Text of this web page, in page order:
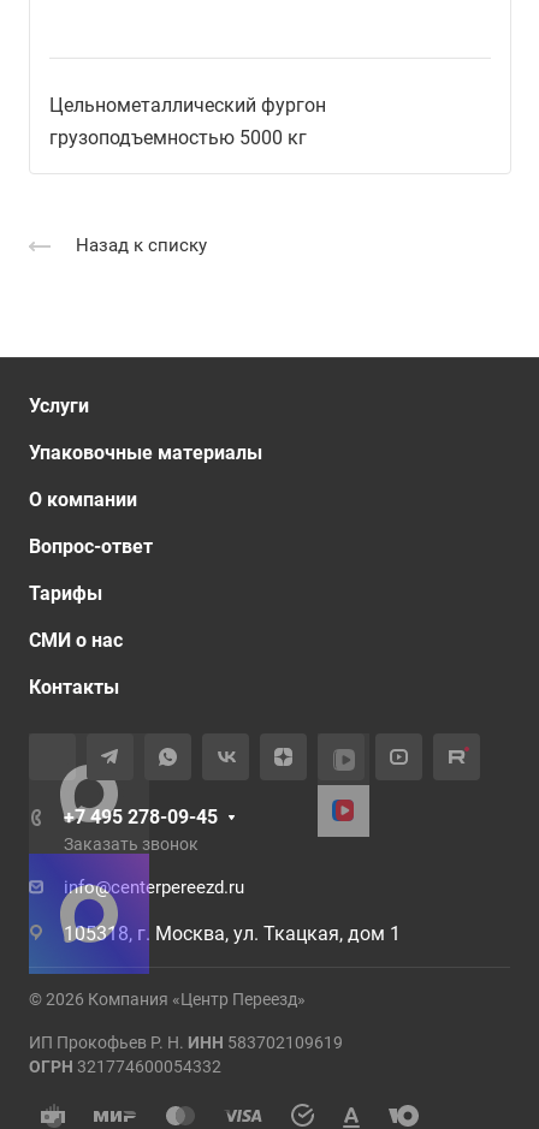
Цельнометаллический фургон
грузоподъемностью 5000 кг
Назад к списку
Услуги
Упаковочные материалы
О компании
Вопрос-ответ
Тарифы
СМИ о нас
Контакты
+7 495 278-09-45
Заказать звонок
info@centerpereezd.ru
105318, г. Москва, ул. Ткацкая, дом 1
© 2026 Компания «Центр Переезд»
ИП Прокофьев Р. Н. ИНН 583702109619
ОГРН 321774600054332